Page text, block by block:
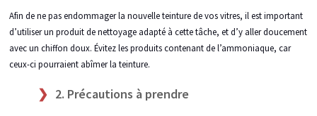
Afin de ne pas endommager la nouvelle teinture de vos vitres, il est important
d’utiliser un produit de nettoyage adapté à cette tâche, et d’y aller doucement
avec un chiffon doux. Évitez les produits contenant de l’ammoniaque, car
ceux-ci pourraient abîmer la teinture.
2. Précautions à prendre